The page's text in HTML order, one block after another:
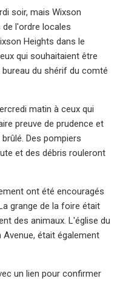
soir, mais Wixson
l'ordre locales
Heights dans le
qui souhaitaient être
du shérif du comté
matin à ceux qui
preuve de prudence et
Des pompiers
et des débris rouleront
ont été encouragés
grange de la foire était
des animaux. L'église du
Avenue, était également
un lien pour confirmer